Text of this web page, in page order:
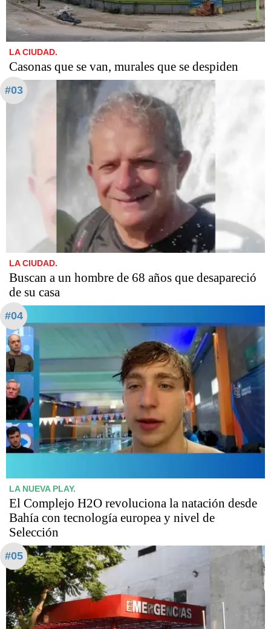
LA CIUDAD.
Casonas que se van, murales que se despiden
#03
LA CIUDAD.
Buscan a un hombre de 68 años que desapareció
de su casa
#04
LA NUEVA PLAY.
El Complejo H2O revoluciona la natación desde
Bahía con tecnología europea y nivel de
Selección
#05